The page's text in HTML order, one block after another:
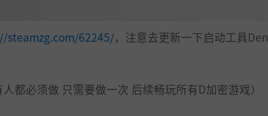
steamzg.com/62245/，注意去更新一下启动工具
都必须做 只需要做一次 后续畅玩所有D加密游戏）